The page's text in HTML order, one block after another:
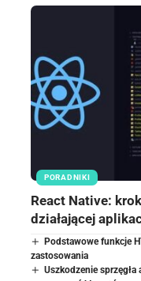
PORADNIKI
React Native:
działającej
Podstawowe funkcje
zastosowania
Uszkodzenie